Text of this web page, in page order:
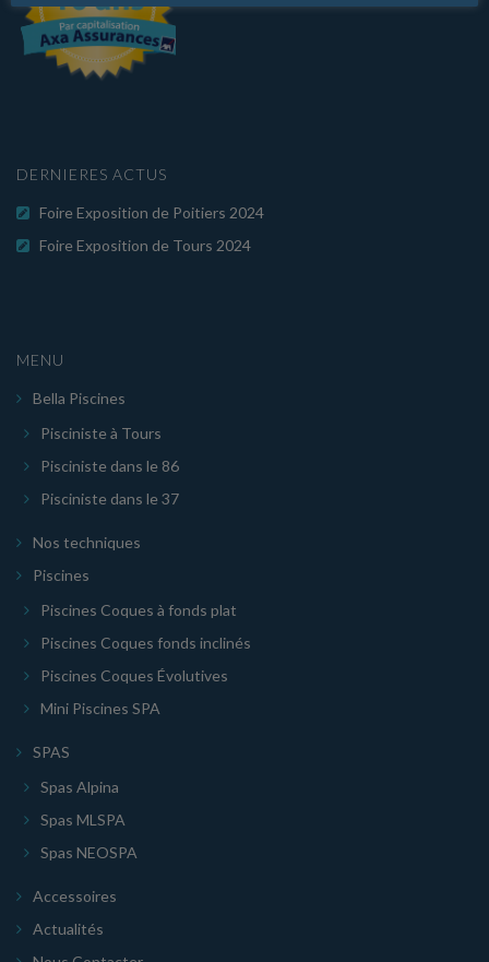
DERNIERES ACTUS
Foire Exposition de Poitiers 2024
Foire Exposition de Tours 2024
MENU
Bella Piscines
Pisciniste à Tours
Pisciniste dans le 86
Pisciniste dans le 37
Nos techniques
Piscines
Piscines Coques à fonds plat
Piscines Coques fonds inclinés
Piscines Coques Évolutives
Mini Piscines SPA
SPAS
Spas Alpina
Spas MLSPA
Spas NEOSPA
Accessoires
Actualités